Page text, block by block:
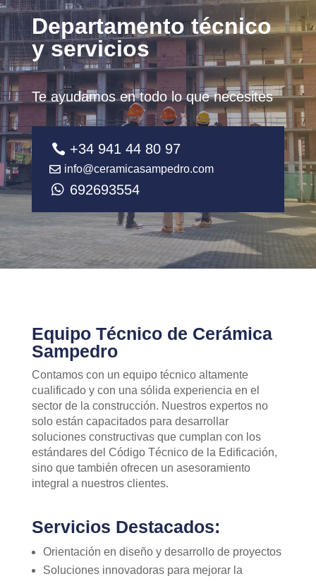
Departamento técnico
y servicios
Te ayudamos en todo lo que necesites
+34 941 44 80 97
info@ceramicasampedro.com
692693554
Equipo Técnico de Cerámica
Sampedro
Contamos con un equipo técnico altamente
cualificado y con una sólida experiencia en el
sector de la construcción. Nuestros expertos no
solo están capacitados para desarrollar
soluciones constructivas que cumplan con los
estándares del Código Técnico de la Edificación,
sino que también ofrecen un asesoramiento
integral a nuestros clientes.
Servicios Destacados:
Orientación en diseño y desarrollo de proyectos
Soluciones innovadoras para mejorar la